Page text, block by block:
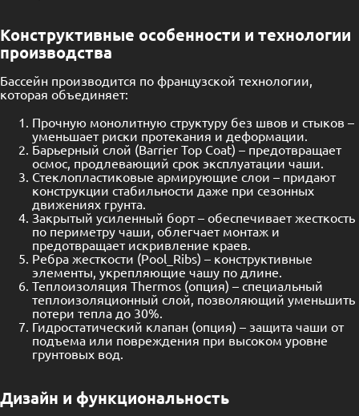
Конструктивные особенности и технологии
производства
Бассейн производится по французской технологии,
которая объединяет:
Прочную монолитную структуру без швов и стыков –
уменьшает риски протекания и деформации.
Барьерный слой (Barrier Top Coat) – предотвращает
осмос, продлевающий срок эксплуатации чаши.
Стеклопластиковые армирующие слои – придают
конструкции стабильности даже при сезонных
движениях грунта.
Закрытый усиленный борт – обеспечивает жесткость
по периметру чаши, облегчает монтаж и
предотвращает искривление краев.
Ребра жесткости (Pool_Ribs) – конструктивные
элементы, укрепляющие чашу по длине.
Теплоизоляция Thermos (опция) – специальный
теплоизоляционный слой, позволяющий уменьшить
потери тепла до 30%.
Гидростатический клапан (опция) – защита чаши от
подъема или повреждения при высоком уровне
грунтовых вод.
Дизайн и функциональность